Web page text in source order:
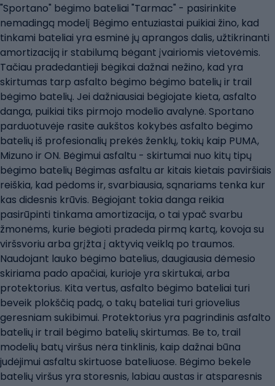
"Sportano" bėgimo bateliai "Tarmac" - pasirinkite
nemadingą modelį Bėgimo entuziastai puikiai žino, kad
tinkami bateliai yra esminė jų aprangos dalis, užtikrinanti
amortizaciją ir stabilumą bėgant įvairiomis vietovėmis.
Tačiau pradedantieji bėgikai dažnai nežino, kad yra
skirtumas tarp asfalto bėgimo bėgimo batelių ir trail
bėgimo batelių. Jei dažniausiai bėgiojate kieta, asfalto
danga, puikiai tiks pirmojo modelio avalynė. Sportano
parduotuvėje rasite aukštos kokybės asfalto bėgimo
batelių iš profesionalių prekės ženklų, tokių kaip PUMA,
Mizuno ir ON. Bėgimui asfaltu - skirtumai nuo kitų tipų
bėgimo batelių Bėgimas asfaltu ar kitais kietais paviršiais
reiškia, kad pėdoms ir, svarbiausia, sąnariams tenka kur
kas didesnis krūvis. Bėgiojant tokia danga reikia
pasirūpinti tinkama amortizacija, o tai ypač svarbu
žmonėms, kurie bėgioti pradeda pirmą kartą, kovoja su
viršsvoriu arba grįžta į aktyvią veiklą po traumos.
Naudojant lauko bėgimo batelius, daugiausia dėmesio
skiriama pado apačiai, kurioje yra skirtukai, arba
protektorius. Kita vertus, asfalto bėgimo bateliai turi
beveik plokščią padą, o takų bateliai turi griovelius
geresniam sukibimui. Protektorius yra pagrindinis asfalto
batelių ir trail bėgimo batelių skirtumas. Be to, trail
modelių batų viršus nėra tinklinis, kaip dažnai būna
judėjimui asfaltu skirtuose bateliuose. Bėgimo bekele
batelių viršus yra storesnis, labiau austas ir atsparesnis